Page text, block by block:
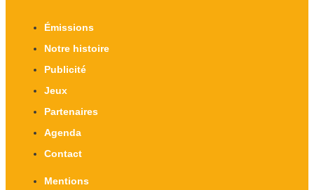
Émissions
Notre histoire
Publicité
Jeux
Partenaires
Agenda
Contact
Mentions